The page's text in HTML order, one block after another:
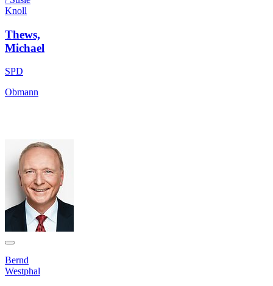
Knoll
Thews,
Michael
SPD
Obmann
Bernd
Westphal